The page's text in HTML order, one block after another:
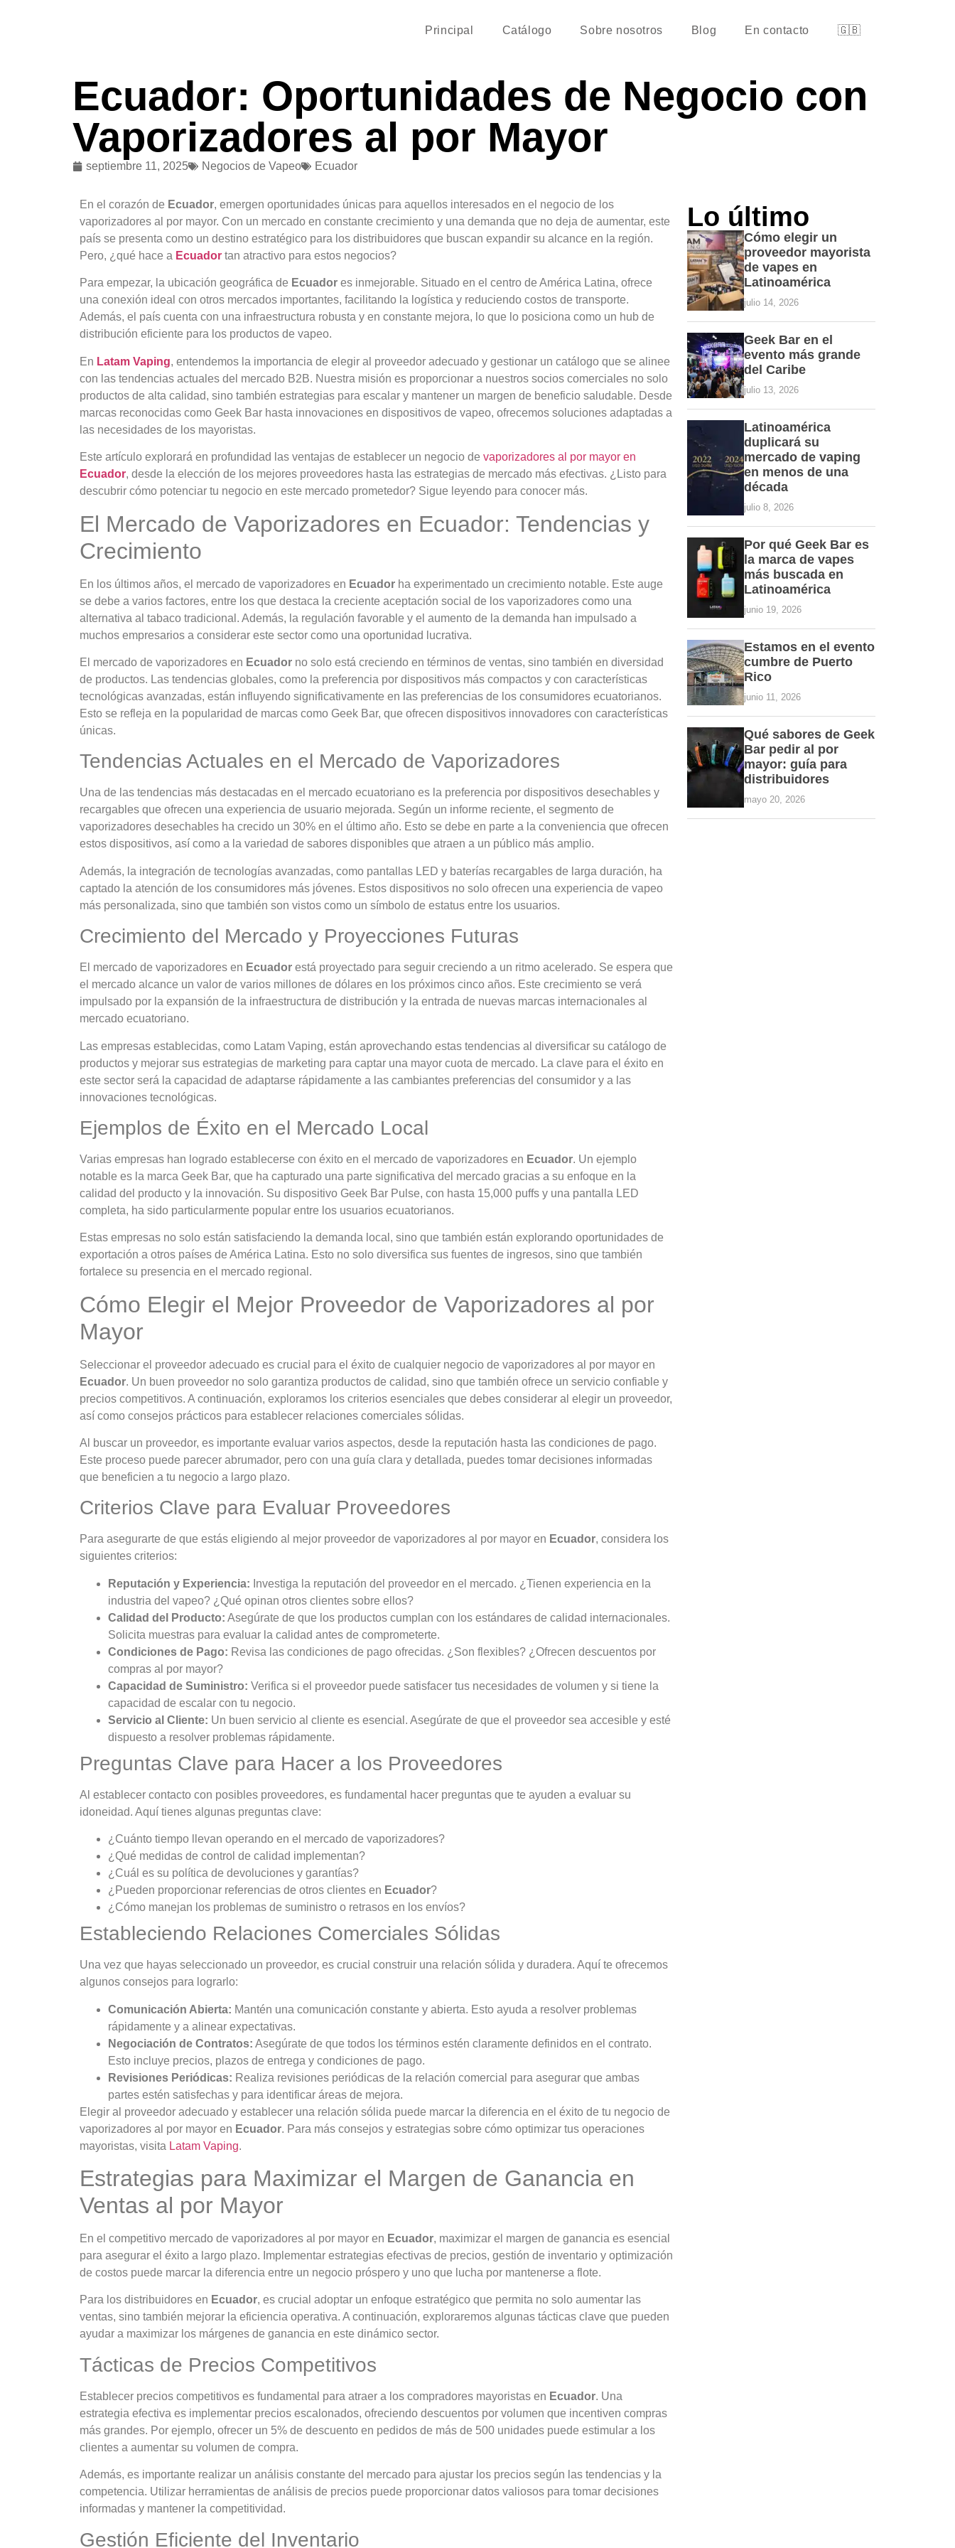
Principal Catálogo Sobre nosotros Blog En contacto 🇬🇧
Ecuador: Oportunidades de Negocio con
Vaporizadores al por Mayor
septiembre 11, 2025 Negocios de Vapeo Ecuador
En el corazón de Ecuador, emergen oportunidades únicas para aquellos interesados en el negocio de los
vaporizadores al por mayor. Con un mercado en constante crecimiento y una demanda que no deja de aumentar, este
país se presenta como un destino estratégico para los distribuidores que buscan expandir su alcance en la región.
Pero, ¿qué hace a Ecuador tan atractivo para estos negocios?
Para empezar, la ubicación geográfica de Ecuador es inmejorable. Situado en el centro de América Latina, ofrece
una conexión ideal con otros mercados importantes, facilitando la logística y reduciendo costos de transporte.
Además, el país cuenta con una infraestructura robusta y en constante mejora, lo que lo posiciona como un hub de
distribución eficiente para los productos de vapeo.
En Latam Vaping, entendemos la importancia de elegir al proveedor adecuado y gestionar un catálogo que se alinee
con las tendencias actuales del mercado B2B. Nuestra misión es proporcionar a nuestros socios comerciales no solo
productos de alta calidad, sino también estrategias para escalar y mantener un margen de beneficio saludable. Desde
marcas reconocidas como Geek Bar hasta innovaciones en dispositivos de vapeo, ofrecemos soluciones adaptadas a
las necesidades de los mayoristas.
Este artículo explorará en profundidad las ventajas de establecer un negocio de vaporizadores al por mayor en
Ecuador, desde la elección de los mejores proveedores hasta las estrategias de mercado más efectivas. ¿Listo para
descubrir cómo potenciar tu negocio en este mercado prometedor? Sigue leyendo para conocer más.
El Mercado de Vaporizadores en Ecuador: Tendencias y
Crecimiento
En los últimos años, el mercado de vaporizadores en Ecuador ha experimentado un crecimiento notable. Este auge
se debe a varios factores, entre los que destaca la creciente aceptación social de los vaporizadores como una
alternativa al tabaco tradicional. Además, la regulación favorable y el aumento de la demanda han impulsado a
muchos empresarios a considerar este sector como una oportunidad lucrativa.
El mercado de vaporizadores en Ecuador no solo está creciendo en términos de ventas, sino también en diversidad
de productos. Las tendencias globales, como la preferencia por dispositivos más compactos y con características
tecnológicas avanzadas, están influyendo significativamente en las preferencias de los consumidores ecuatorianos.
Esto se refleja en la popularidad de marcas como Geek Bar, que ofrecen dispositivos innovadores con características
únicas.
Tendencias Actuales en el Mercado de Vaporizadores
Una de las tendencias más destacadas en el mercado ecuatoriano es la preferencia por dispositivos desechables y
recargables que ofrecen una experiencia de usuario mejorada. Según un informe reciente, el segmento de
vaporizadores desechables ha crecido un 30% en el último año. Esto se debe en parte a la conveniencia que ofrecen
estos dispositivos, así como a la variedad de sabores disponibles que atraen a un público más amplio.
Además, la integración de tecnologías avanzadas, como pantallas LED y baterías recargables de larga duración, ha
captado la atención de los consumidores más jóvenes. Estos dispositivos no solo ofrecen una experiencia de vapeo
más personalizada, sino que también son vistos como un símbolo de estatus entre los usuarios.
Crecimiento del Mercado y Proyecciones Futuras
El mercado de vaporizadores en Ecuador está proyectado para seguir creciendo a un ritmo acelerado. Se espera que
el mercado alcance un valor de varios millones de dólares en los próximos cinco años. Este crecimiento se verá
impulsado por la expansión de la infraestructura de distribución y la entrada de nuevas marcas internacionales al
mercado ecuatoriano.
Las empresas establecidas, como Latam Vaping, están aprovechando estas tendencias al diversificar su catálogo de
productos y mejorar sus estrategias de marketing para captar una mayor cuota de mercado. La clave para el éxito en
este sector será la capacidad de adaptarse rápidamente a las cambiantes preferencias del consumidor y a las
innovaciones tecnológicas.
Ejemplos de Éxito en el Mercado Local
Varias empresas han logrado establecerse con éxito en el mercado de vaporizadores en Ecuador. Un ejemplo
notable es la marca Geek Bar, que ha capturado una parte significativa del mercado gracias a su enfoque en la
calidad del producto y la innovación. Su dispositivo Geek Bar Pulse, con hasta 15,000 puffs y una pantalla LED
completa, ha sido particularmente popular entre los usuarios ecuatorianos.
Estas empresas no solo están satisfaciendo la demanda local, sino que también están explorando oportunidades de
exportación a otros países de América Latina. Esto no solo diversifica sus fuentes de ingresos, sino que también
fortalece su presencia en el mercado regional.
Cómo Elegir el Mejor Proveedor de Vaporizadores al por
Mayor
Seleccionar el proveedor adecuado es crucial para el éxito de cualquier negocio de vaporizadores al por mayor en
Ecuador. Un buen proveedor no solo garantiza productos de calidad, sino que también ofrece un servicio confiable y
precios competitivos. A continuación, exploramos los criterios esenciales que debes considerar al elegir un proveedor,
así como consejos prácticos para establecer relaciones comerciales sólidas.
Al buscar un proveedor, es importante evaluar varios aspectos, desde la reputación hasta las condiciones de pago.
Este proceso puede parecer abrumador, pero con una guía clara y detallada, puedes tomar decisiones informadas
que beneficien a tu negocio a largo plazo.
Criterios Clave para Evaluar Proveedores
Para asegurarte de que estás eligiendo al mejor proveedor de vaporizadores al por mayor en Ecuador, considera los
siguientes criterios:
Reputación y Experiencia: Investiga la reputación del proveedor en el mercado. ¿Tienen experiencia en la
industria del vapeo? ¿Qué opinan otros clientes sobre ellos?
Calidad del Producto: Asegúrate de que los productos cumplan con los estándares de calidad internacionales.
Solicita muestras para evaluar la calidad antes de comprometerte.
Condiciones de Pago: Revisa las condiciones de pago ofrecidas. ¿Son flexibles? ¿Ofrecen descuentos por
compras al por mayor?
Capacidad de Suministro: Verifica si el proveedor puede satisfacer tus necesidades de volumen y si tiene la
capacidad de escalar con tu negocio.
Servicio al Cliente: Un buen servicio al cliente es esencial. Asegúrate de que el proveedor sea accesible y esté
dispuesto a resolver problemas rápidamente.
Preguntas Clave para Hacer a los Proveedores
Al establecer contacto con posibles proveedores, es fundamental hacer preguntas que te ayuden a evaluar su
idoneidad. Aquí tienes algunas preguntas clave:
¿Cuánto tiempo llevan operando en el mercado de vaporizadores?
¿Qué medidas de control de calidad implementan?
¿Cuál es su política de devoluciones y garantías?
¿Pueden proporcionar referencias de otros clientes en Ecuador?
¿Cómo manejan los problemas de suministro o retrasos en los envíos?
Estableciendo Relaciones Comerciales Sólidas
Una vez que hayas seleccionado un proveedor, es crucial construir una relación sólida y duradera. Aquí te ofrecemos
algunos consejos para lograrlo:
Comunicación Abierta: Mantén una comunicación constante y abierta. Esto ayuda a resolver problemas
rápidamente y a alinear expectativas.
Negociación de Contratos: Asegúrate de que todos los términos estén claramente definidos en el contrato.
Esto incluye precios, plazos de entrega y condiciones de pago.
Revisiones Periódicas: Realiza revisiones periódicas de la relación comercial para asegurar que ambas
partes estén satisfechas y para identificar áreas de mejora.
Elegir al proveedor adecuado y establecer una relación sólida puede marcar la diferencia en el éxito de tu negocio de
vaporizadores al por mayor en Ecuador. Para más consejos y estrategias sobre cómo optimizar tus operaciones
mayoristas, visita Latam Vaping.
Estrategias para Maximizar el Margen de Ganancia en
Ventas al por Mayor
En el competitivo mercado de vaporizadores al por mayor en Ecuador, maximizar el margen de ganancia es esencial
para asegurar el éxito a largo plazo. Implementar estrategias efectivas de precios, gestión de inventario y optimización
de costos puede marcar la diferencia entre un negocio próspero y uno que lucha por mantenerse a flote.
Para los distribuidores en Ecuador, es crucial adoptar un enfoque estratégico que permita no solo aumentar las
ventas, sino también mejorar la eficiencia operativa. A continuación, exploraremos algunas tácticas clave que pueden
ayudar a maximizar los márgenes de ganancia en este dinámico sector.
Tácticas de Precios Competitivos
Establecer precios competitivos es fundamental para atraer a los compradores mayoristas en Ecuador. Una
estrategia efectiva es implementar precios escalonados, ofreciendo descuentos por volumen que incentiven compras
más grandes. Por ejemplo, ofrecer un 5% de descuento en pedidos de más de 500 unidades puede estimular a los
clientes a aumentar su volumen de compra.
Además, es importante realizar un análisis constante del mercado para ajustar los precios según las tendencias y la
competencia. Utilizar herramientas de análisis de precios puede proporcionar datos valiosos para tomar decisiones
informadas y mantener la competitividad.
Gestión Eficiente del Inventario
Lo último
Cómo elegir un
proveedor mayorista
de vapes en
Latinoamérica
julio 14, 2026
Geek Bar en el
evento más grande
del Caribe
julio 13, 2026
Latinoamérica
duplicará su
mercado de vaping
en menos de una
década
julio 8, 2026
Por qué Geek Bar es
la marca de vapes
más buscada en
Latinoamérica
junio 19, 2026
Estamos en el evento
cumbre de Puerto
Rico
junio 11, 2026
Qué sabores de Geek
Bar pedir al por
mayor: guía para
distribuidores
mayo 20, 2026